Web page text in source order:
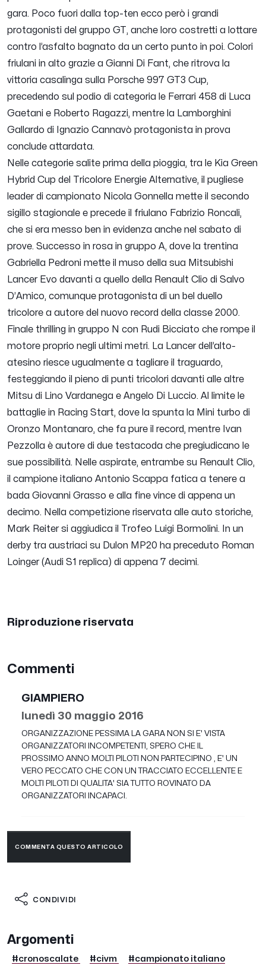
gara. Poco fuori dalla top-ten ecco però i grandi
protagonisti del gruppo GT, anche loro costretti a lottare
contro l’asfalto bagnato da un certo punto in poi. Colori
friulani in alto grazie a Gianni Di Fant, che ritrova la
vittoria casalinga sulla Porsche 997 GT3 Cup,
precedendo sul podio di categoria le Ferrari 458 di Luca
Gaetani e Roberto Ragazzi, mentre la Lamborghini
Gallardo di Ignazio Cannavò protagonista in prova
conclude attardata.
Nelle categorie salite prima della pioggia, tra le Kia Green
Hybrid Cup del Tricolore Energie Alternative, il pugliese
leader di campionato Nicola Gonnella mette il secondo
sigillo stagionale e precede il friulano Fabrizio Roncali,
che si era messo ben in evidenza anche nel sabato di
prove. Successo in rosa in gruppo A, dove la trentina
Gabriella Pedroni mette il muso della sua Mitsubishi
Lancer Evo davanti a quello della Renault Clio di Salvo
D’Amico, comunque protagonista di un bel duello
tricolore a autore del nuovo record della classe 2000.
Finale thrilling in gruppo N con Rudi Bicciato che rompe il
motore proprio negli ultimi metri. La Lancer dell’alto-
atesino riesce ugualmente a tagliare il traguardo,
festeggiando il pieno di punti tricolori davanti alle altre
Mitsu di Lino Vardanega e Angelo Di Luccio. Al limite le
battaglie in Racing Start, dove la spunta la Mini turbo di
Oronzo Montanaro, che fa pure il record, mentre Ivan
Pezzolla è autore di due testacoda che pregiudicano le
sue possibilità. Nelle aspirate, entrambe su Renault Clio,
il campione italiano Antonio Scappa fatica a tenere a
bada Giovanni Grasso e alla fine vince di appena un
decimo. Nella competizione riservata alle auto storiche,
Mark Reiter si aggiudica il Trofeo Luigi Bormolini. In un
derby tra austriaci su Dulon MP20 ha preceduto Roman
Loinger (Audi S1 replica) di appena 7 decimi.
Riproduzione riservata
Commenti
GIAMPIERO
lunedì 30 maggio 2016
ORGANIZZAZIONE PESSIMA LA GARA NON SI E' VISTA
ORGANIZZATORI INCOMPETENTI, SPERO CHE IL
PROSSIMO ANNO MOLTI PILOTI NON PARTECIPINO , E' UN
VERO PECCATO CHE CON UN TRACCIATO ECCELLENTE E
MOLTI PILOTI DI QUALITA' SIA TUTTO ROVINATO DA
ORGANIZZATORI INCAPACI.
COMMENTA QUESTO ARTICOLO
CONDIVIDI
Argomenti
#cronoscalate #civm
#campionato italiano